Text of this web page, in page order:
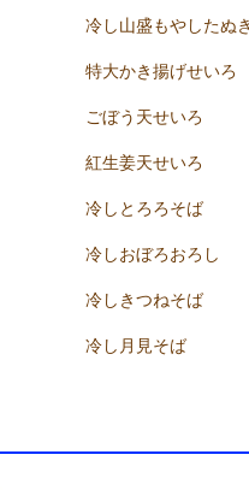
冷し山盛もやしたぬ
特大かき揚げせいろ
ごぼう天せいろ
紅生姜天せいろ
冷しとろろそば
冷しおぼろおろし
冷しきつねそば
冷し月見そば